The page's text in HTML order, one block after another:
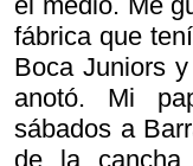
fábrica que
Boca Juniors
anotó. Mi
sábados a
de la cancha